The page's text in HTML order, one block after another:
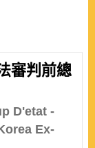
審判前總
D'etat -
Ex-